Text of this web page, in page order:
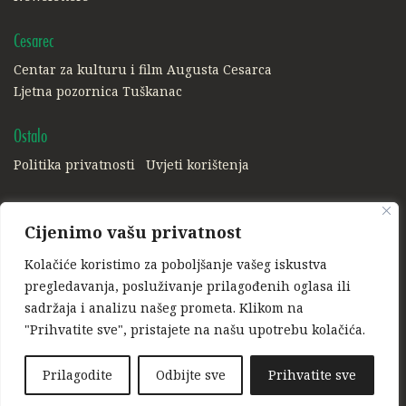
Cijenimo vašu privatnost
Kolačiće koristimo za poboljšanje vašeg iskustva
pregledavanja, posluživanje prilagođenih oglasa ili
sadržaja i analizu našeg prometa. Klikom na
"Prihvatite sve", pristajete na našu upotrebu kolačića.
Prilagodite Odbijte sve Prihvatite sve
Cesarec
Centar za kulturu i film Augusta Cesarca
Ljetna pozornica Tuškanac
Ostalo
Politika privatnosti Uvjeti korištenja
Facebook Instagram
Ponosni član: